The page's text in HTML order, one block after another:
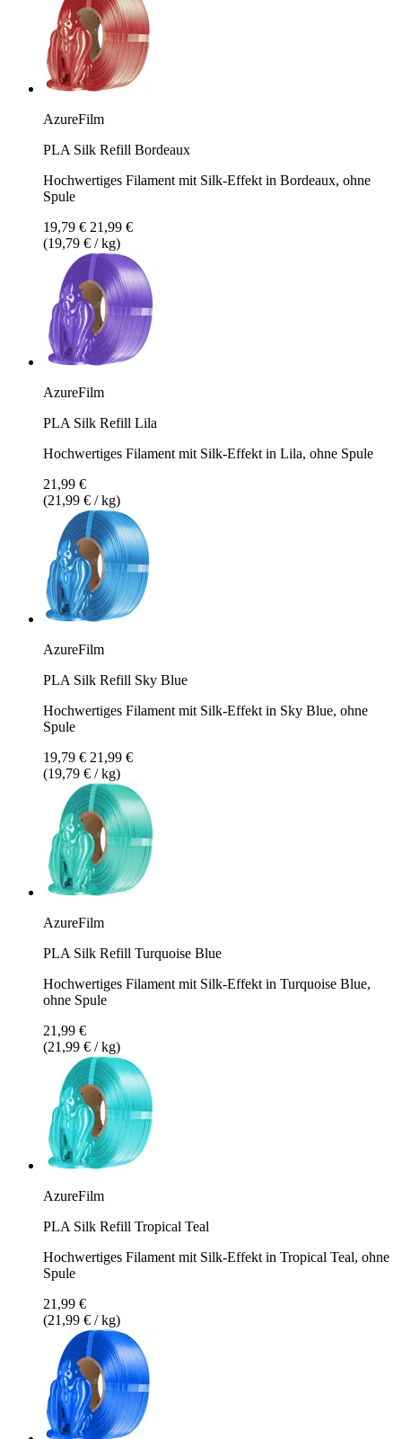
AzureFilm
PLA Silk Refill Bordeaux
Hochwertiges Filament mit Silk-Effekt in Bordeaux, ohne
Spule
19,79 € 21,99 €
(19,79 € / kg)
AzureFilm
PLA Silk Refill Lila
Hochwertiges Filament mit Silk-Effekt in Lila, ohne Spule
21,99 €
(21,99 € / kg)
AzureFilm
PLA Silk Refill Sky Blue
Hochwertiges Filament mit Silk-Effekt in Sky Blue, ohne
Spule
19,79 € 21,99 €
(19,79 € / kg)
AzureFilm
PLA Silk Refill Turquoise Blue
Hochwertiges Filament mit Silk-Effekt in Turquoise Blue,
ohne Spule
21,99 €
(21,99 € / kg)
AzureFilm
PLA Silk Refill Tropical Teal
Hochwertiges Filament mit Silk-Effekt in Tropical Teal, ohne
Spule
21,99 €
(21,99 € / kg)